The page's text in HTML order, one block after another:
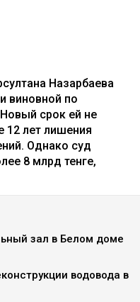
Назарбаева
виновной по
срок ей не
12 лет лишения
Однако суд
8 млрд тенге,
зал в Белом доме
водовода в